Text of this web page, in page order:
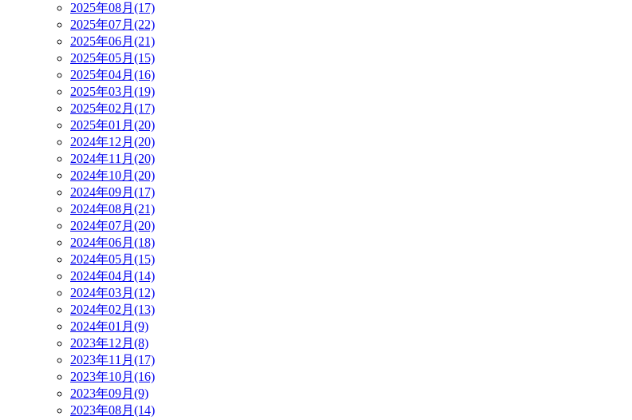
2025年08月(17)
2025年07月(22)
2025年06月(21)
2025年05月(15)
2025年04月(16)
2025年03月(19)
2025年02月(17)
2025年01月(20)
2024年12月(20)
2024年11月(20)
2024年10月(20)
2024年09月(17)
2024年08月(21)
2024年07月(20)
2024年06月(18)
2024年05月(15)
2024年04月(14)
2024年03月(12)
2024年02月(13)
2024年01月(9)
2023年12月(8)
2023年11月(17)
2023年10月(16)
2023年09月(9)
2023年08月(14)